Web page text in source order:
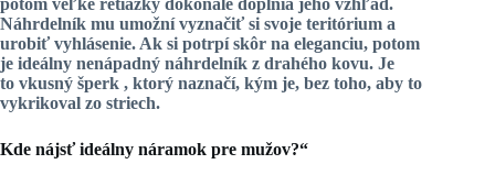
potom veľké retiazky dokonale doplnia jeho vzhľad.
Náhrdelník mu umožní vyznačiť si svoje teritórium a
urobiť vyhlásenie. Ak si potrpí skôr na eleganciu, potom
je ideálny nenápadný náhrdelník z drahého kovu. Je
to vkusný šperk , ktorý naznačí, kým je, bez toho, aby to
vykrikoval zo striech.
Kde nájsť ideálny náramok pre mužov?“